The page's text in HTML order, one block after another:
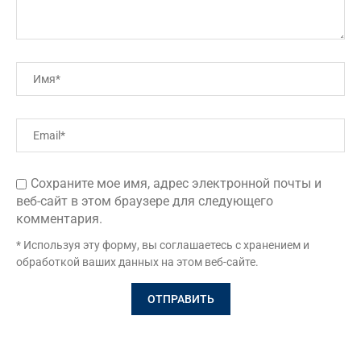
Сохраните мое имя, адрес электронной почты и
веб-сайт в этом браузере для следующего
комментария.
* Используя эту форму, вы соглашаетесь с хранением и
обработкой ваших данных на этом веб-сайте.